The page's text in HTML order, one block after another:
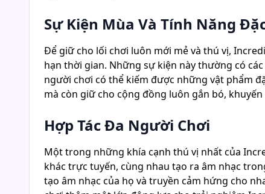
Sự Kiện Mùa Và Tính Năng
Để giữ cho lối chơi luôn mới mẻ và thú vị,
hạn thời gian. Những sự kiện này thường có
người chơi có thể kiếm được những vật phẩm
mà còn giữ cho cộng đồng luôn gắn bó,
Hợp Tác Đa Người Chơi
Một trong những khía cạnh thú vị nhất của
khác trực tuyến, cùng nhau tạo ra âm nhạc
tạo âm nhạc của họ và truyền cảm hứng cho